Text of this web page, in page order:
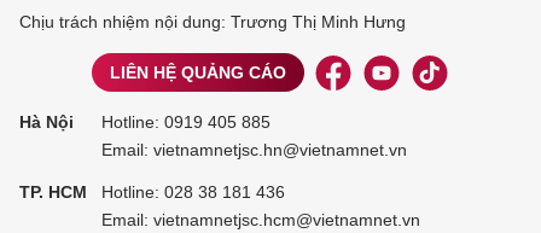
Chịu trách nhiệm nội dung: Trương Thị Minh Hưng
LIÊN HỆ QUẢNG CÁO
Hà Nội Hotline: 0919 405 885
Email: vietnamnetjsc.hn@vietnamnet.vn
TP. HCM Hotline: 028 38 181 436
Email: vietnamnetjsc.hcm@vietnamnet.vn